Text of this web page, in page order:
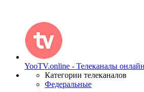
YooTV.online - Телеканалы
Категории телеканалов
Федеральные